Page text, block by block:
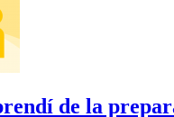
de la